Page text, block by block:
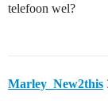
telefoon wel?
Marley_New2this